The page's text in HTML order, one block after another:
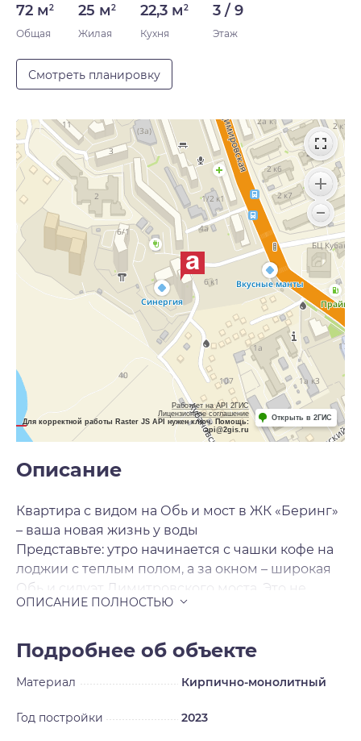
72 м2
Общая
25 м2
Жилая
22,3 м2
Кухня
3 / 9
Этаж
Смотреть планировку
Работает на API 2ГИС
Лицензионное соглашение
Для корректной работы Raster JS API нужен ключ. Помощь:
api@2gis.ru
Открыть в 2ГИС
Описание
Квартира с видом на Обь и мост в ЖК «Беринг»
– ваша новая жизнь у воды
Представьте: утро начинается с чашки кофе на
лоджии с теплым полом, а за окном – широкая
Обь и силуэт Димитровского моста. Это не
просто квартира, это место силы в черте города.
уникальное расположение на берегу реки.
Рядом метро, 7 мин до станции пл. Гарина-
Михайловского, центр, но при этом полная
водный простор и перспектива будущей
Подробнее об объекте
Материал Кирпично-монолитный
Год постройки 2023